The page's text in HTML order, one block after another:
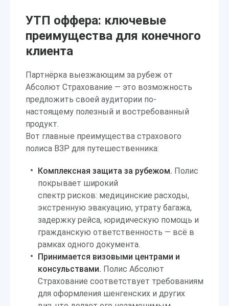
УТП оффера: ключевые
преимущества для конечного
клиента
Партнёрка выезжающим за рубеж от
Абсолют Страхование — это возможность
предложить своей аудитории по-
настоящему полезный и востребованный
продукт.
Вот главные преимущества страхового
полиса ВЗР для путешественника:
Комплексная защита за рубежом. Полис
покрывает широкий
спектр рисков: медицинские расходы,
экстренную эвакуацию, утрату багажа,
задержку рейса, юридическую помощь и
гражданскую ответственность — всё в
рамках одного документа.
Принимается визовыми центрами и
консульствами. Полис Абсолют
Страхование соответствует требованиям
для оформления шенгенских и других